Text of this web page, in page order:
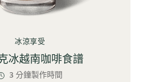
冰越南咖啡食譜
冰涼享受
3 分鐘製作時間